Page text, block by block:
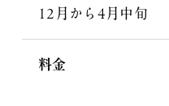
12月から4月中旬
料金